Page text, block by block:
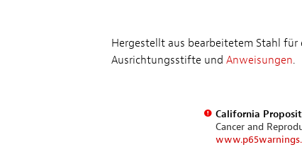
Hergestellt aus bearbeitetem Stahl
Ausrichtungsstifte und Anweisungen.
California
Cancer and